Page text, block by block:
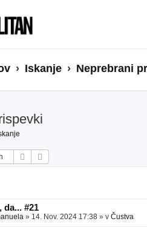
Iskanje Neprebrani
Iskanje
da... #21
» 14. Nov. 2024 17:38 » v Čustva